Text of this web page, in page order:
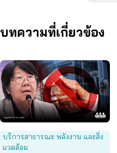
บทความที่เกี่ยวข้อง
บริการสาธารณะ พลังงาน และสิ่ง
แวดล้อม